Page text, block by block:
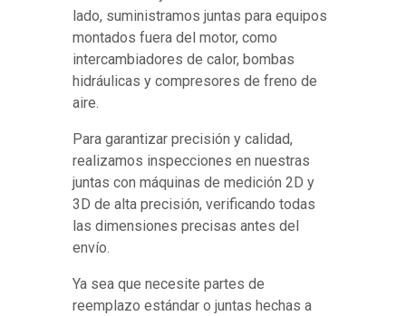
lado, suministramos juntas para equipos
montados fuera del motor, como
intercambiadores de calor, bombas
hidráulicas y compresores de freno de
aire.
Para garantizar precisión y calidad,
realizamos inspecciones en nuestras
juntas con máquinas de medición 2D y
3D de alta precisión, verificando todas
las dimensiones precisas antes del
envío.
Ya sea que necesite partes de
reemplazo estándar o juntas hechas a